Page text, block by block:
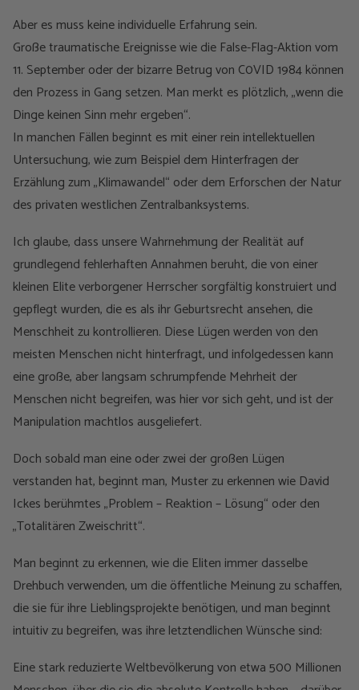
Aber es muss keine individuelle Erfahrung sein.
Große traumatische Ereignisse wie die False-Flag-Aktion vom
11. September oder der bizarre Betrug von C0VID 1984 können
den Prozess in Gang setzen. Man merkt es plötzlich, „wenn die
Dinge keinen Sinn mehr ergeben“.
In manchen Fällen beginnt es mit einer rein intellektuellen
Untersuchung, wie zum Beispiel dem Hinterfragen der
Erzählung zum „Klimawandel“ oder dem Erforschen der Natur
des privaten westlichen Zentralbanksystems.
Ich glaube, dass unsere Wahrnehmung der Realität auf
grundlegend fehlerhaften Annahmen beruht, die von einer
kleinen Elite verborgener Herrscher sorgfältig konstruiert und
gepflegt wurden, die es als ihr Geburtsrecht ansehen, die
Menschheit zu kontrollieren. Diese Lügen werden von den
meisten Menschen nicht hinterfragt, und infolgedessen kann
eine große, aber langsam schrumpfende Mehrheit der
Menschen nicht begreifen, was hier vor sich geht, und ist der
Manipulation machtlos ausgeliefert.
Doch sobald man eine oder zwei der großen Lügen
verstanden hat, beginnt man, Muster zu erkennen wie David
Ickes berühmtes „Problem – Reaktion – Lösung“ oder den
„Totalitären Zweischritt“.
Man beginnt zu erkennen, wie die Eliten immer dasselbe
Drehbuch verwenden, um die öffentliche Meinung zu schaffen,
die sie für ihre Lieblingsprojekte benötigen, und man beginnt
intuitiv zu begreifen, was ihre letztendlichen Wünsche sind:
Eine stark reduzierte Weltbevölkerung von etwa 500 Millionen